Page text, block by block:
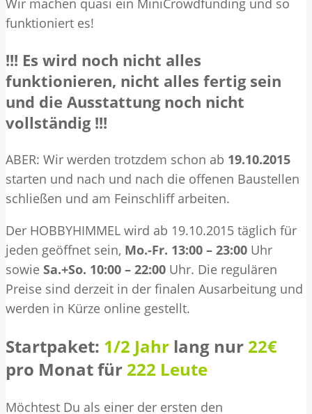
Wir machen quasi ein MiniCrowdfunding und so
funktioniert es!
!!! Es wird noch nicht alles
funktionieren, nicht alles fertig sein
und die Ausstattung noch nicht
vollständig !!!
ABER: Wir werden trotzdem schon ab 19.10.2015
starten und nach und nach die offenen Baustellen
schließen und am Feinschliff arbeiten.
Der HOBBYHIMMEL wird ab 19.10.2015 täglich für
jeden geöffnet sein, Mo.-Fr. 13:00 – 23:00 Uhr
sowie Sa.+So. 10:00 – 22:00 Uhr. Die regulären
Preise sind derzeit in der finalen Ausarbeitung und
werden in Kürze online gestellt.
Startpaket: 1/2 Jahr lang nur 22€
pro Monat für 222 Leute
Möchtest Du als einer der ersten den